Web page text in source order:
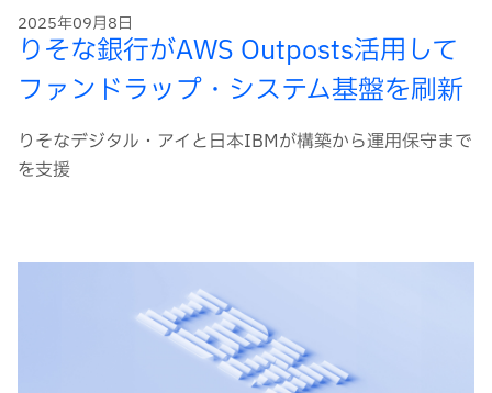
2025年09月8日
りそな銀行がAWS Outposts活用して
ファンドラップ・システム基盤を刷新
りそなデジタル・アイと日本IBMが構築から運用保守まで
を支援